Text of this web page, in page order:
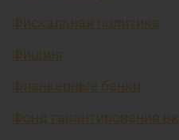
Фискальная политика
Фишинг
Фланкерные банки
Фонд гарантирования